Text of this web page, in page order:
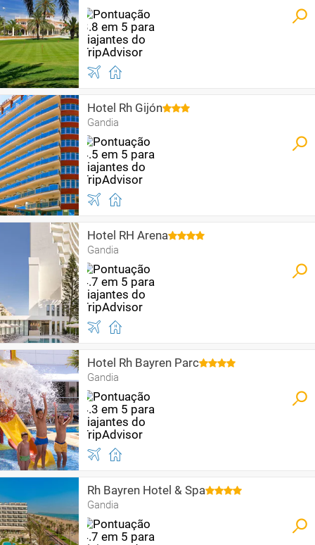
Hotel Rh Gijón
Gandia
Hotel RH Arena
Gandia
Hotel Rh Bayren Parc
Gandia
Rh Bayren Hotel & Spa
Gandia